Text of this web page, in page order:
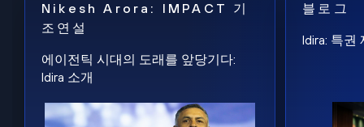
Nikesh Arora: IMPACT 기
조연설
에이전틱 시대의 도래를 앞당기다:
Idira 소개
블로그
Idira: 특권